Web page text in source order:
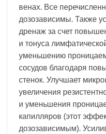
венах. Все
дозозависимы. Также
дренаж за счет
и тонуса
уменьшению
сосудов благодаря
стенок. Улучшает
увеличения
и уменьшения
капилляров (этот
дозозависимым).